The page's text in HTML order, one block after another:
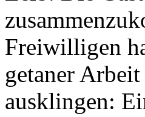
Freiwilligen
getaner
ausklingen: